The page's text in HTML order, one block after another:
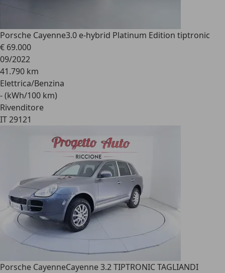
Porsche Cayenne3.0 e-hybrid Platinum Edition tiptronic
€ 69.000
09/2022
41.790 km
Elettrica/Benzina
- (kWh/100 km)
Rivenditore
IT 29121
Porsche CayenneCayenne 3.2 TIPTRONIC TAGLIANDI